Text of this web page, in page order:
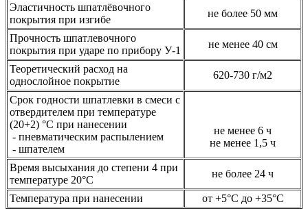
Эластичность шпатлёвочного
покрытия при изгибе
не более 50 мм
Прочность шпатлевочного
покрытия при ударе по прибору У-1
не менее 40 см
Теоретический расход на
однослойное покрытие
620-730 г/м2
Срок годности шпатлевки в смеси с
отвердителем при температуре
(20+2) °C при нанесении
- пневматическим распылением
- шпателем
не менее 6 ч
не менее 1,5 ч
Время высыхания до степени 4 при
температуре 20°С
не более 24 ч
Температура при нанесении от +5°С до +35°С